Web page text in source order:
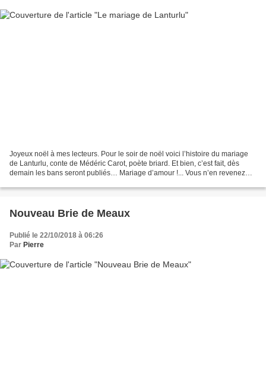
Joyeux noël à mes lecteurs. Pour le soir de noël voici l’histoire du mariage
de Lanturlu, conte de Médéric Carot, poète briard. Et bien, c’est fait, dès
demain les bans seront publiés… Mariage d’amour !... Vous n’en revenez
Nouveau Brie de Meaux
Publié le 22/10/2018 à 06:26
Par Pierre